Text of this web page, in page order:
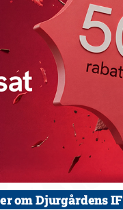
om Djurgårdens IF